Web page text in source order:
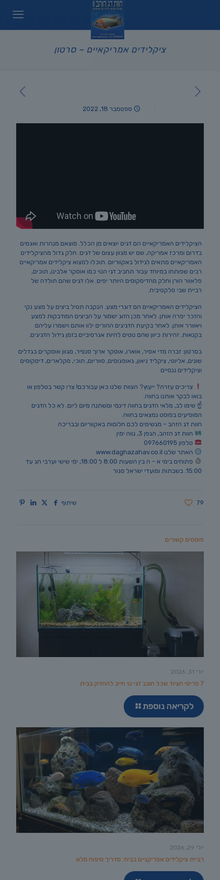
ציקלידים אמריקאיים – סרטון
ספטמבר 18, 2022
הציקלידים האמריקאיים הם דגים יוצאים מן הכלל. מוצאם מנהרות ואגמים
בדרום ומרכז אמריקה, שם יש מגוון עצום של דגים. חלק גדול מהציקלידים
האמריקאיים מתאים לגידול באקווריום. תוכלו למצוא ציקלידים אמריקאיים
רבים שפותחו במיוחד עבור תחביב דגי הנוי כמו אוסקר אלבינו, תוכים,
פלאוור הורן וחלק מהדיסקוסים היותר יפים. אלו דגים שהם תולדה של
רביית שבי סלקטיבית.
הציקלידים האמריקאיים הם דוגרי מצע. הנקבה תטיל ביצים על מצע נקי
והזכר יפרה אותן. לאחר מכן הזוג ישמור על הביצים המודבקות למצע
ויאוורר אותן. לאחר בקיעת הדגיגים ההורים ילוו אותם וישמרו עליהם
בקנאות. זהירות כיוון שהם נוטים להיות אגרסיביים בזמן גידול הדגיגים.
בסרטון: זברה מדי אסיר, אוארו, אוסקר ארוך סנפיר, מגוון אוסקרים בגדלים
שונים, אליוטי, ציקליד ניאון, גאופגוסים, סווריום, תוכי, סקלארים, דיסקוסים
וציקלידים ננסיים
צריכים עזרה? ייעוץ? הצוות שלנו כאן עבורכם! צרו קשר בטלפון או
בואו לבקר אותנו בחווה.
☝️ שימו לב, מלאי הדגים בחווה דינמי ומשתנה מיום ליום. לא כל הדגים
המופיעים בפוסט נמצאים בחווה.
חוות דג הזהב – מגשימים לכם חלומות באקווריום ובבריכה
חוות דג הזהב, הגפן 3, נווה ימין
טלפון 097660195
האתר שלנו www.daghazahav.co.il
פתוחים בימי א – ה בין השעות 8:00 ל 18:00, ימי שישי וערבי חג עד
15:00. בשבתות ומועדי ישראל סגור
שיתוף 79
פוסטים קשורים
יולי 31, 2026
7 פריטי הציוד שכל חובב דגי נוי חייב להחזיק בבית
לקריאה נוספת
יולי 29, 2026
רביית ציקלידים אפריקניים בבית: מדריך טיפוח מלא